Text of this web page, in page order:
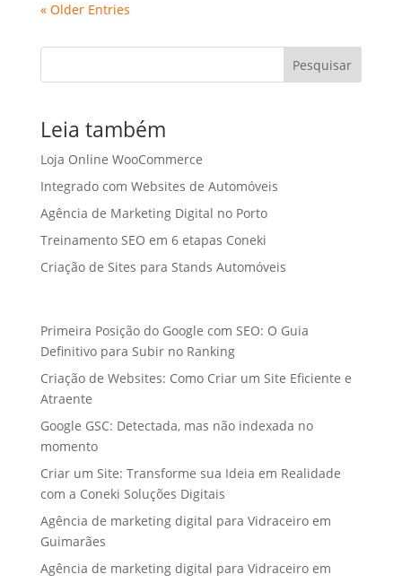
« Older Entries
Pesquisar
Leia também
Loja Online WooCommerce
Integrado com Websites de Automóveis
Agência de Marketing Digital no Porto
Treinamento SEO em 6 etapas Coneki
Criação de Sites para Stands Automóveis
Primeira Posição do Google com SEO: O Guia
Definitivo para Subir no Ranking
Criação de Websites: Como Criar um Site Eficiente e
Atraente
Google GSC: Detectada, mas não indexada no
momento
Criar um Site: Transforme sua Ideia em Realidade
com a Coneki Soluções Digitais
Agência de marketing digital para Vidraceiro em
Guimarães
Agência de marketing digital para Vidraceiro em